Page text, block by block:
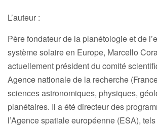
L’auteur :
Père fondateur de la planétologie et de
système solaire en Europe, Marcello
actuellement président du comité
Agence nationale de la recherche
sciences astronomiques, physiques,
planétaires. Il a été directeur des
l’Agence spatiale européenne (ESA),